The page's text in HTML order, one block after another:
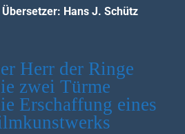
Übersetzer: Hans J. Schütz
Herr der Ringe
zwei Türme
Erschaffung eines